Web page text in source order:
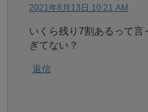
2021年6月13日 10:21 AM
いくら残り7割あるって言
ぎてない？
返信